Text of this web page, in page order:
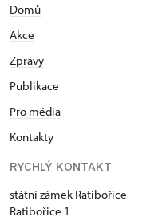
Domů
Akce
Zprávy
Publikace
Pro média
Kontakty
RYCHLÝ KONTAKT
státní zámek Ratibořice
Ratibořice 1